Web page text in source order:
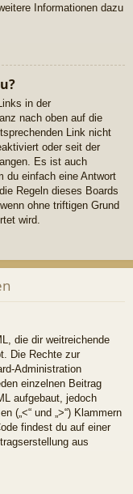
Informationen dazu
in der
nach oben auf die
Link nicht
oder seit der
Es ist auch
du einfach eine Antwort
Regeln dieses Boards
ohne triftigen Grund
wird.
die dir weitreichende
Die Rechte zur
Administration
einzelnen Beitrag
aufgebaut, jedoch
(„<“ und „>“) Klammern
findest du auf einer
aus